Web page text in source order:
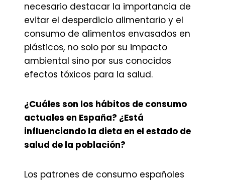
necesario destacar la importancia de
evitar el desperdicio alimentario y el
consumo de alimentos envasados en
plásticos, no solo por su impacto
ambiental sino por sus conocidos
efectos tóxicos para la salud.
¿Cuáles son los hábitos de consumo
actuales en España? ¿Está
influenciando la dieta en el estado de
salud de la población?
Los patrones de consumo españoles